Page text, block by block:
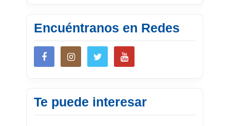
Encuéntranos en Redes
Te puede interesar